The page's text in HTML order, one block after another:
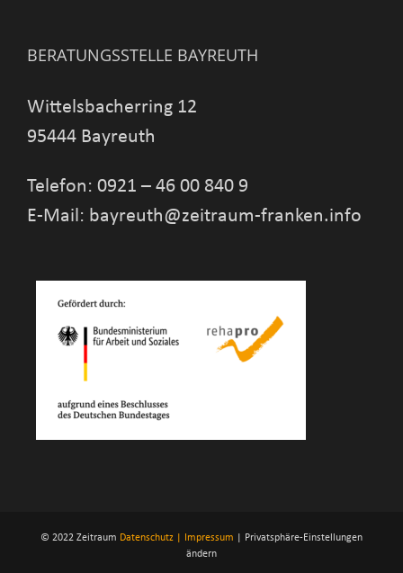
BERATUNGSSTELLE BAYREUTH
Wittelsbacherring 12
95444 Bayreuth
Telefon: 0921 – 46 00 840 9
E-Mail: bayreuth@zeitraum-franken.info
© 2022 Zeitraum Datenschutz | Impressum
Privatsphäre-Einstellungen
ändern